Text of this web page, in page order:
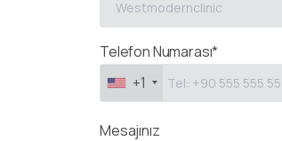
Telefon Numarası*
+1
Mesajınız